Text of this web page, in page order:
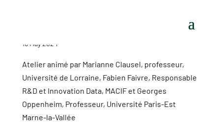
16 May 2024
Atelier animé par Marianne Clausel, professeur,
Université de Lorraine, Fabien Faivre, Responsable
R&D et Innovation Data, MACIF et Georges
Oppenheim, Professeur, Université Paris-Est
Marne-la-Vallée